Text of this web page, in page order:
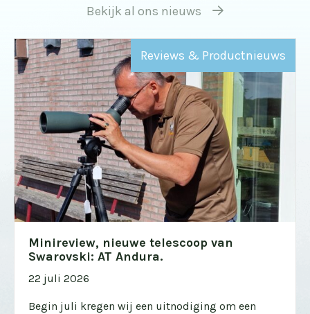
Bekijk al ons nieuws
Reviews & Productnieuws
Minireview, nieuwe telescoop van
Swarovski: AT Andura.
22 juli 2026
Begin juli kregen wij een uitnodiging om een